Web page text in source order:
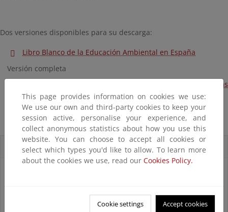
Dos versiones disponibles para su descarga:
Libro Blanco de la Educación Ambiental en España
Versión completa
Libro Blanco de la Educación Ambiental en España en pocas
palabras
Versión divulgativa
Accesos Directos
This page provides information on cookies we use:
We use our own and third-party cookies to keep your
session active, personalise your experience, and
collect anonymous statistics about how you use this
website. You can choose to accept all cookies or
select which types you'd like to allow. To learn more
about the cookies we use, read our Cookies Policy.
Cookie settings Accept cookies